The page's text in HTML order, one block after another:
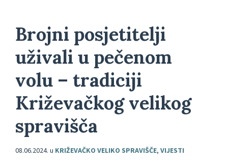
Brojni posjetitelji
uživali u pečenom
volu – tradiciji
Križevačkog velikog
spravišča
08.06.2024. u KRIŽEVAČKO VELIKO SPRAVIŠČE, VIJESTI